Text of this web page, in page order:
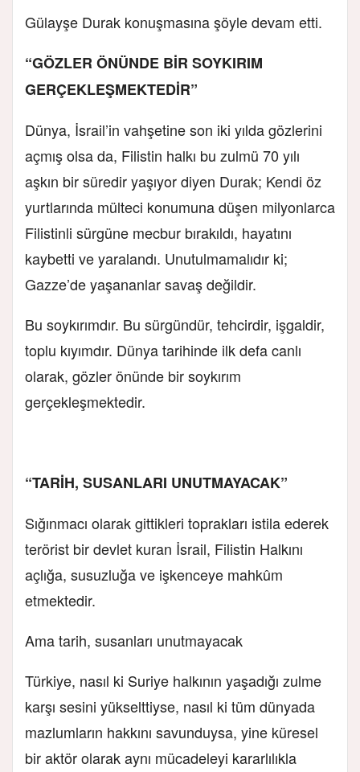
Gülayşe Durak konuşmasına şöyle devam etti.
“GÖZLER ÖNÜNDE BİR SOYKIRIM
GERÇEKLEŞMEKTEDİR”
Dünya, İsrail’in vahşetine son iki yılda gözlerini
açmış olsa da, Filistin halkı bu zulmü 70 yılı
aşkın bir süredir yaşıyor diyen Durak; Kendi öz
yurtlarında mülteci konumuna düşen milyonlarca
Filistinli sürgüne mecbur bırakıldı, hayatını
kaybetti ve yaralandı. Unutulmamalıdır ki;
Gazze’de yaşananlar savaş değildir.
Bu soykırımdır. Bu sürgündür, tehcirdir, işgaldir,
toplu kıyımdır. Dünya tarihinde ilk defa canlı
olarak, gözler önünde bir soykırım
gerçekleşmektedir.
“TARİH, SUSANLARI UNUTMAYACAK”
Sığınmacı olarak gittikleri toprakları istila ederek
terörist bir devlet kuran İsrail, Filistin Halkını
açlığa, susuzluğa ve işkenceye mahkûm
etmektedir.
Ama tarih, susanları unutmayacak
Türkiye, nasıl ki Suriye halkının yaşadığı zulme
karşı sesini yükselttiyse, nasıl ki tüm dünyada
mazlumların hakkını savunduysa, yine küresel
bir aktör olarak aynı mücadeleyi kararlılıkla